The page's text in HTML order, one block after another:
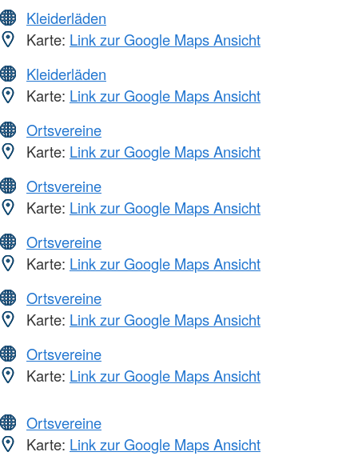
Kleiderläden
Karte: Link zur Google Maps Ansicht
Kleiderläden
Karte: Link zur Google Maps Ansicht
Ortsvereine
Karte: Link zur Google Maps Ansicht
Ortsvereine
Karte: Link zur Google Maps Ansicht
Ortsvereine
Karte: Link zur Google Maps Ansicht
Ortsvereine
Karte: Link zur Google Maps Ansicht
Ortsvereine
Karte: Link zur Google Maps Ansicht
Ortsvereine
Karte: Link zur Google Maps Ansicht